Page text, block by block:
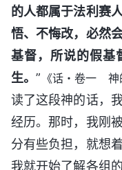
的人都属于法利赛
悟、不悔改，必然
基督，所说的假基
生。” 《话・卷一 神
读了这段神的话，
经历。那时，我刚
分有些负担，就想
我就开始了解各组